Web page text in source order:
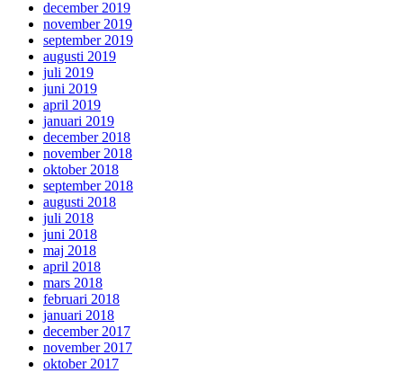
december 2019
november 2019
september 2019
augusti 2019
juli 2019
juni 2019
april 2019
januari 2019
december 2018
november 2018
oktober 2018
september 2018
augusti 2018
juli 2018
juni 2018
maj 2018
april 2018
mars 2018
februari 2018
januari 2018
december 2017
november 2017
oktober 2017